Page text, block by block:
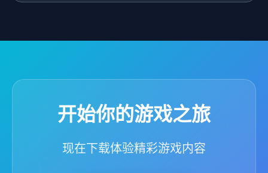
开始你的游戏之旅
现在下载体验精彩游戏内容